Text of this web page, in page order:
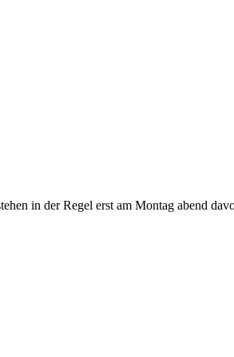
in der Regel erst am Montag abend